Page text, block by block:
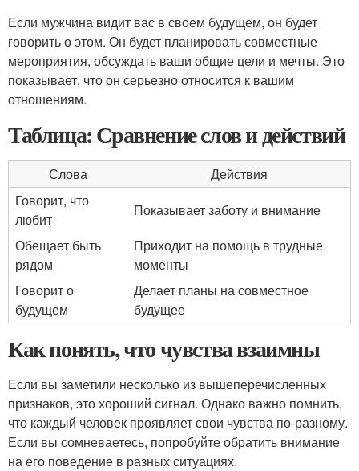
Если мужчина видит вас в своем будущем, он будет
говорить о этом. Он будет планировать совместные
мероприятия, обсуждать ваши общие цели и мечты. Это
показывает, что он серьезно относится к вашим
отношениям.
Таблица: Сравнение слов и действий
Слова
Действия
Говорит, что
любит
Показывает заботу и внимание
Обещает быть
рядом
Приходит на помощь в трудные
моменты
Говорит о
будущем
Делает планы на совместное
будущее
Как понять, что чувства взаимны
Если вы заметили несколько из вышеперечисленных
признаков, это хороший сигнал. Однако важно помнить,
что каждый человек проявляет свои чувства по-разному.
Если вы сомневаетесь, попробуйте обратить внимание
на его поведение в разных ситуациях.